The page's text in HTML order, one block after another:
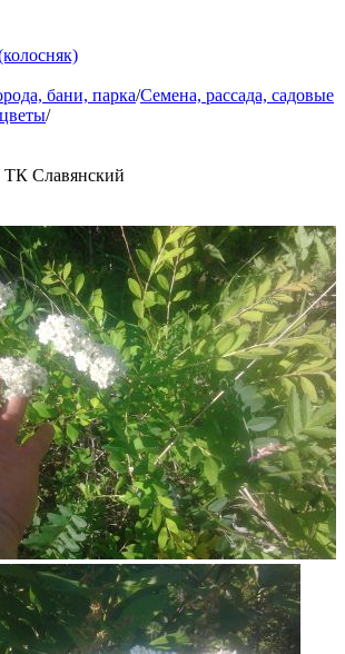
бани, парка/Семена, рассада, садовые
/
ТК Славянский